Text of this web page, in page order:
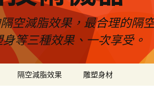
空減脂效果，最合理的隔
等三種效果、一次享受。
隔空減脂效果 雕塑身材